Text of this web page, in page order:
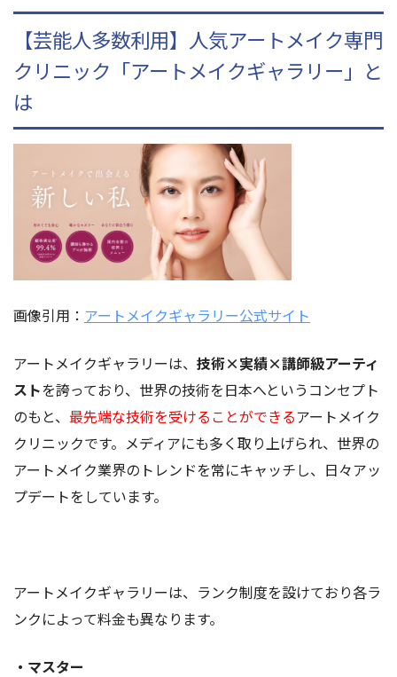
【芸能人多数利用】人気アートメイク専門
クリニック「アートメイクギャラリー」と
は
画像引用： アートメイクギャラリー公式サイト
アートメイクギャラリーは、 技術×実績×講師級アーティ
ストを誇っており、世界の技術を日本へというコンセプト
のもと、 最先端な技術を受けることができるアートメイク
クリニックです。メディアにも多く取り上げられ、世界の
アートメイク業界のトレンドを常にキャッチし、日々アッ
プデートをしています。
アートメイクギャラリーは、ランク制度を設けており各ラ
ンクによって料金も異なります。
・マスター